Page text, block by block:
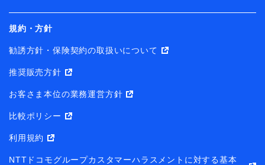
規約・方針
勧誘方針・保険契約の取扱いについて
推奨販売方針
お客さま本位の業務運営方針
比較ポリシー
利用規約
NTTドコモグループカスタマーハラスメントに対する基本